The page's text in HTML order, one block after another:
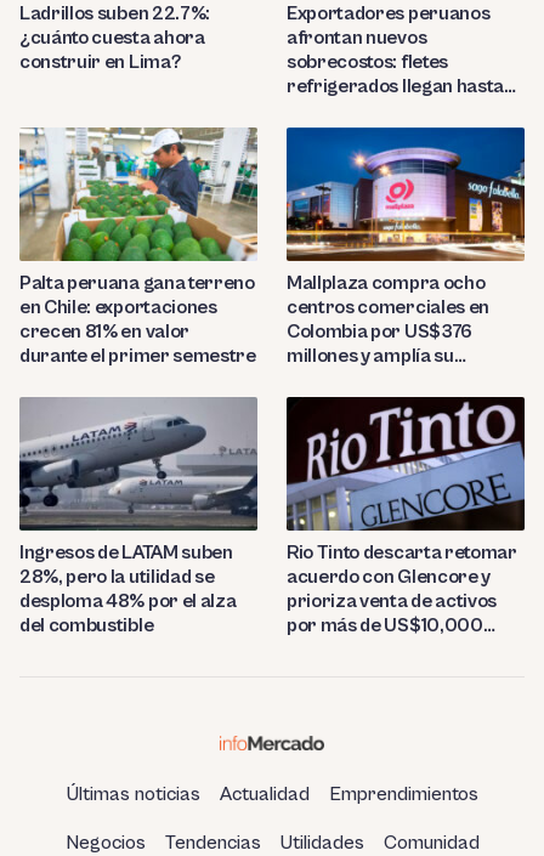
Ladrillos suben 22.7%:
¿cuánto cuesta ahora
construir en Lima?
Exportadores peruanos
afrontan nuevos
sobrecostos: fletes
refrigerados llegan hasta
Palta peruana gana terreno
en Chile: exportaciones
crecen 81% en valor
durante el primer semestre
Mallplaza compra ocho
centros comerciales en
Colombia por US$376
millones y amplía su
Ingresos de LATAM suben
28%, pero la utilidad se
desploma 48% por el alza
del combustible
Rio Tinto descarta retomar
acuerdo con Glencore y
prioriza venta de activos
por más de US$10,000
Últimas noticias Actualidad Emprendimientos
Negocios Tendencias Utilidades Comunidad